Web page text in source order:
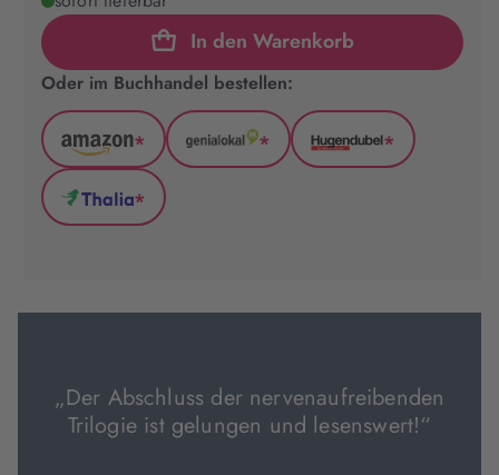
In den Warenkorb
Oder im Buchhandel bestellen:
Amazon
(wird
in
neuem
*
GenialLokal
*
Hugendubel
*
Thalia
Tab
*
„Der Abschluss der nervenaufreibenden
Trilogie ist gelungen und lesenswert!“